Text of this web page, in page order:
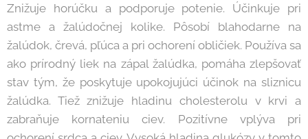
Znižuje horúčku a podporuje potenie. Účinkuje pri
astme a žalúdočnej kolike. Pôsobí blahodarne na
žalúdok, črevá, pľúca a pri ochorení obličiek. Používa sa
ako prírodný liek na zápal žalúdka, pomáha zlepšovať
stav tým, že poskytuje upokojujúci účinok na sliznicu
žalúdka. Tiež znižuje hladinu cholesterolu v krvi a
zabraňuje kornateniu ciev. Pozitívne vplýva pri